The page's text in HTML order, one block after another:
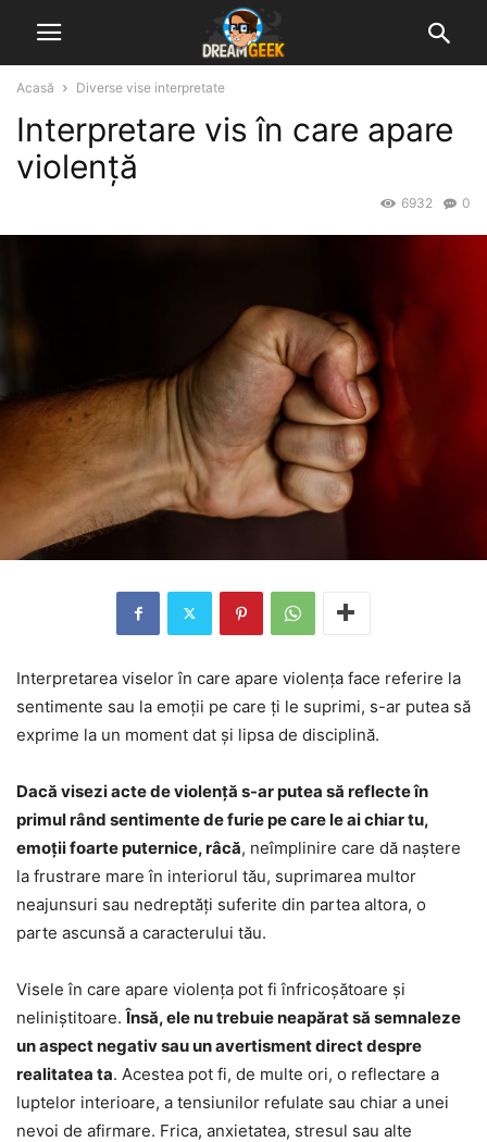
Acasă Diverse vise interpretate
Interpretare vis în care apare
violență
0
6932
Interpretarea viselor în care apare violența face referire la
sentimente sau la emoții pe care ți le suprimi, s-ar putea să
exprime la un moment dat și lipsa de disciplină.
Dacă visezi acte de violență s-ar putea să reflecte în
primul rând sentimente de furie pe care le ai chiar tu,
emoții foarte puternice, râcă, neîmplinire care dă naștere
la frustrare mare în interiorul tău, suprimarea multor
neajunsuri sau nedreptăți suferite din partea altora, o
parte ascunsă a caracterului tău.
Visele în care apare violența pot fi înfricoșătoare și
neliniștitoare.Însă, ele nu trebuie neapărat să semnaleze
un aspect negativ sau un avertisment direct despre
realitatea ta. Acestea pot fi, de multe ori, o reflectare a
luptelor interioare, a tensiunilor refulate sau chiar a unei
nevoi de afirmare. Frica, anxietatea, stresul sau alte